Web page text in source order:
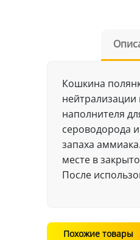
Кошкина
нейтрализации
наполнителя
сероводорода
запаха
месте в
После
Похожие товары